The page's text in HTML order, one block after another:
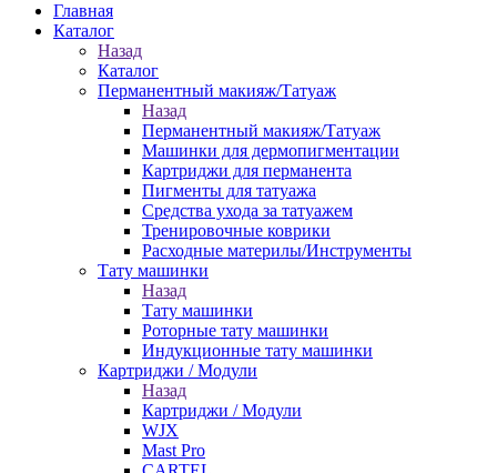
Главная
Каталог
Назад
Каталог
Перманентный макияж/Татуаж
Назад
Перманентный макияж/Татуаж
Машинки для дермопигментации
Картриджи для перманента
Пигменты для татуажа
Средства ухода за татуажем
Тренировочные коврики
Расходные материлы/Инструменты
Тату машинки
Назад
Тату машинки
Роторные тату машинки
Индукционные тату машинки
Картриджи / Модули
Назад
Картриджи / Модули
WJX
Mast Pro